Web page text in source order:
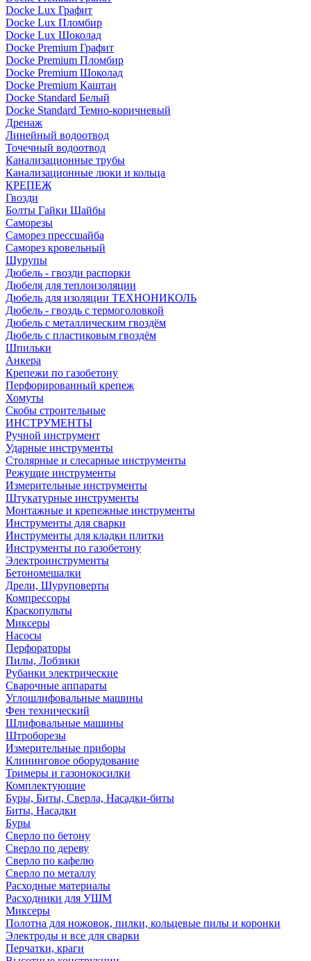
Docke Lux Графит
Docke Lux Пломбир
Docke Lux Шоколад
Docke Premium Графит
Docke Premium Пломбир
Docke Premium Шоколад
Docke Premium Каштан
Docke Standard Белый
Docke Standard Темно-коричневый
Дренаж
Линейный водоотвод
Точечный водоотвод
Канализационные трубы
Канализационные люки и кольца
КРЕПЕЖ
Гвозди
Болты Гайки Шайбы
Саморезы
Саморез прессшайба
Саморез кровельный
Шурупы
Дюбель - гвозди распорки
Дюбеля для теплоизоляции
Дюбель для изоляции ТЕХНОНИКОЛЬ
Дюбель - гвоздь с термоголовкой
Дюбель с металлическим гвоздём
Дюбель с пластиковым гвоздём
Шпильки
Анкера
Крепежи по газобетону
Перфорированный крепеж
Хомуты
Скобы строительные
ИНСТРУМЕНТЫ
Ручной инструмент
Ударные инструменты
Столярные и слесарные инструменты
Режущие инструменты
Измерительные инструменты
Штукатурные инструменты
Монтажные и крепежные инструменты
Инструменты для сварки
Инструменты для кладки плитки
Инструменты по газобетону
Электроинструменты
Бетономешалки
Дрели, Шуруповерты
Компрессоры
Краскопульты
Миксеры
Насосы
Перфораторы
Пилы, Лобзики
Рубанки электрические
Сварочные аппараты
Углошлифовальные машины
Фен технический
Шлифовальные машины
Штроборезы
Измерительные приборы
Клининговое оборудование
Тримеры и газонокосилки
Комплектующие
Буры, Биты, Сверла, Насадки-биты
Биты, Насадки
Буры
Сверло по бетону
Сверло по дереву
Сверло по кафелю
Сверло по металлу
Расходные материалы
Расходники для УШМ
Миксеры
Полотна для ножовок, пилки, кольцевые пилы и коронки
Электроды и все для сварки
Перчатки, краги